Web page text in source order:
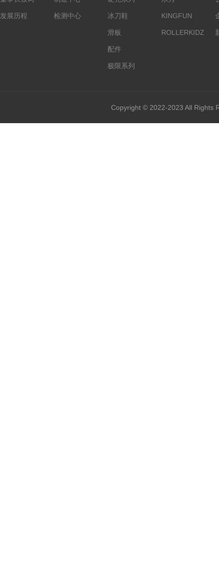
发展历程 检测中心 冰刀鞋
滑板
配件
极限系列
KINGFUN
ROLLERKIDZ
Copyright © 2022-2023 All Rights